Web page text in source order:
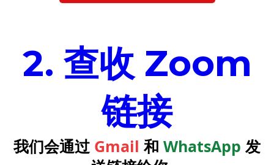
2. 查收 Zoom
链接
我们会通过 Gmail 和 WhatsApp 发